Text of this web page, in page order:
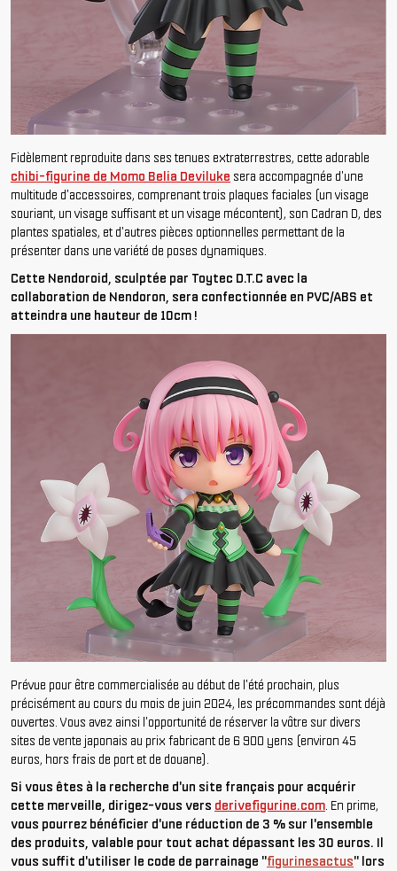
Fidèlement reproduite dans ses tenues extraterrestres, cette adorable
chibi-figurine de Momo Belia Deviluke sera accompagnée d'une
multitude d'accessoires, comprenant trois plaques faciales (un visage
souriant, un visage suffisant et un visage mécontent), son Cadran D, des
plantes spatiales, et d'autres pièces optionnelles permettant de la
présenter dans une variété de poses dynamiques.
Cette Nendoroid, sculptée par Toytec D.T.C avec la
collaboration de Nendoron, sera confectionnée en PVC/ABS et
atteindra une hauteur de 10cm !
Prévue pour être commercialisée au début de l'été prochain, plus
précisément au cours du mois de juin 2024, les précommandes sont déjà
ouvertes. Vous avez ainsi l'opportunité de réserver la vôtre sur divers
sites de vente japonais au prix fabricant de 6 900 yens (environ 45
euros, hors frais de port et de douane).
Si vous êtes à la recherche d'un site français pour acquérir
cette merveille, dirigez-vous vers derivefigurine.com. En prime,
vous pourrez bénéficier d'une réduction de 3 % sur l'ensemble
des produits, valable pour tout achat dépassant les 30 euros. Il
vous suffit d'utiliser le code de parrainage "figurinesactus" lors